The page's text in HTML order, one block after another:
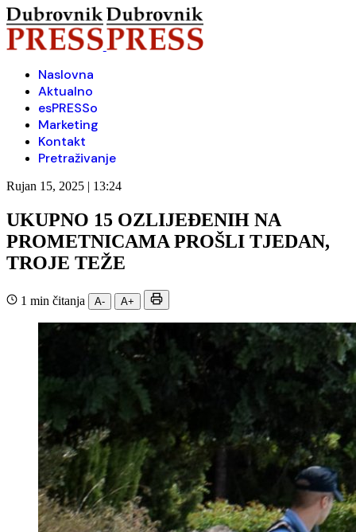
Naslovna
Aktualno
esPRESSo
Marketing
Kontakt
Pretraživanje
Rujan 15, 2025 | 13:24
UKUPNO 15 OZLIJEĐENIH NA
PROMETNICAMA PROŠLI TJEDAN,
TROJE TEŽE
1 min čitanja A- A+